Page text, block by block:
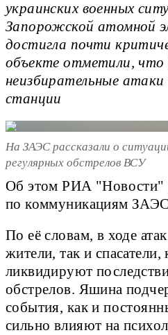
украинских военных
Запорожской атомной
достигла почти
объекте отметили,
неизбирательные
станции
На ЗАЭС рассказали о
регулярных обстрелов ВСУ
Об этом РИА "Новости"
по коммуникациям
По её словам, в ходе
жители, так и спасатели,
ликвидируют
обстрелов. Яшина
события, как и
сильно влияют на